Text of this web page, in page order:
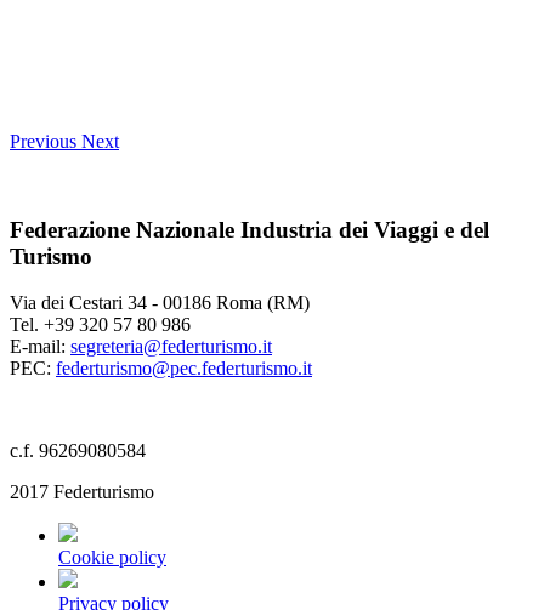
Previous Next
Federazione Nazionale Industria dei Viaggi e del
Turismo
Via dei Cestari 34 - 00186 Roma (RM)
Tel. +39 320 57 80 986
E-mail: segreteria@federturismo.it
PEC: federturismo@pec.federturismo.it
c.f. 96269080584
2017 Federturismo
Cookie policy
Privacy policy